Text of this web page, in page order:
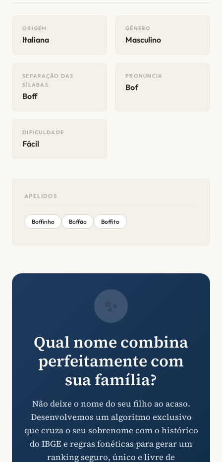
ORIGEM
Italiana
GÊNERO
Masculino
SEPARAÇÃO DAS
SÍLABAS
Boff
PRONÚNCIA
Bof
DIFICULDADE
Fácil
APELIDOS
Boffinho Boffão Boffito
✨
Qual nome combina
perfeitamente com
sua família?
Não deixe o nome do seu filho ao acaso.
Desenvolvemos um algoritmo exclusivo
que cruza o seu sobrenome com o histórico
do IBGE e regras fonéticas para gerar um
ranking seguro, único e livre de